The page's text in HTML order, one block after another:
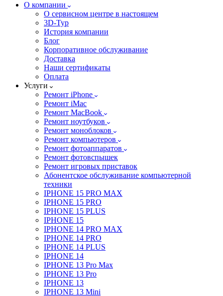
О компании
О сервисном центре в настоящем
3D-Тур
История компании
Блог
Корпоративное обслуживание
Доставка
Наши сертификаты
Оплата
Услуги
Ремонт iPhone
Ремонт iMac
Ремонт MacBook
Ремонт ноутбуков
Ремонт моноблоков
Ремонт компьютеров
Ремонт фотоаппаратов
Ремонт фотовспышек
Ремонт игровых приставок
Абонентское обслуживание компьютерной
техники
IPHONE 15 PRO MAX
IPHONE 15 PRO
IPHONE 15 PLUS
IPHONE 15
IPHONE 14 PRO MAX
IPHONE 14 PRO
IPHONE 14 PLUS
IPHONE 14
IPHONE 13 Pro Max
IPHONE 13 Pro
IPHONE 13
IPHONE 13 Mini